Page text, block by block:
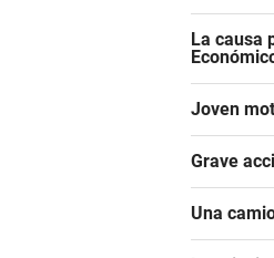
La causa
Joven
Grave
Una